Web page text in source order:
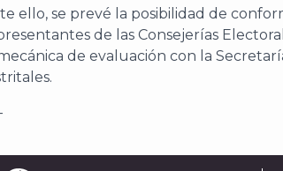
ello, se prevé la posibilidad de
de las Consejerías
de evaluación con la